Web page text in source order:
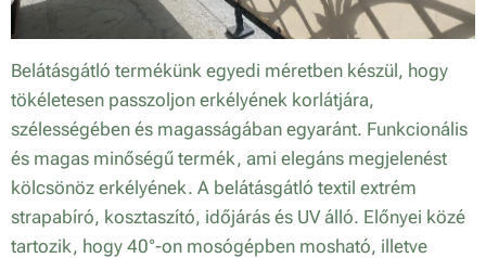
Belátásgátló termékünk egyedi méretben készül, hogy
tökéletesen passzoljon erkélyének korlátjára,
szélességében és magasságában egyaránt. Funkcionális
és magas minőségű termék, ami elegáns megjelenést
kölcsönöz erkélyének. A belátásgátló textil extrém
strapabíró, kosztaszító, időjárás és UV álló. Előnyei közé
tartozik, hogy 40°-on mosógépben mosható, illetve